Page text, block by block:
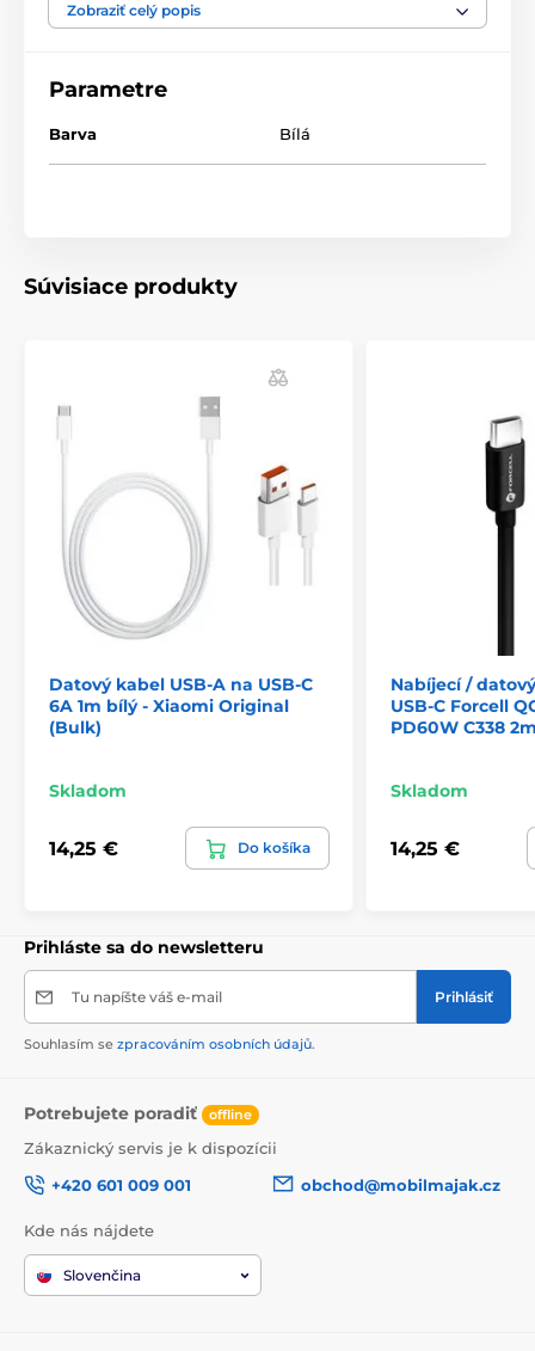
Produkt je zaradený v kategóriách
Zobraziť celý popis
Parametre
Barva Bílá
Súvisiace produkty
Datový kabel USB-A na USB-C
6A 1m bílý - Xiaomi Original
(Bulk)
Skladom
14,25 € Do košíka
Nabíjecí /
USB-C Forcell
PD60W C338
Skladom
14,25 €
Prihláste sa do newsletteru
Tu napíšte váš e-mail Prihlásiť
Souhlasím se zpracováním osobních údajů.
Potrebujete poradiť offline
Zákaznický servis je k dispozícii
+420 601 009 001
obchod@mobilmajak.cz
Kde nás nájdete
Slovenčina